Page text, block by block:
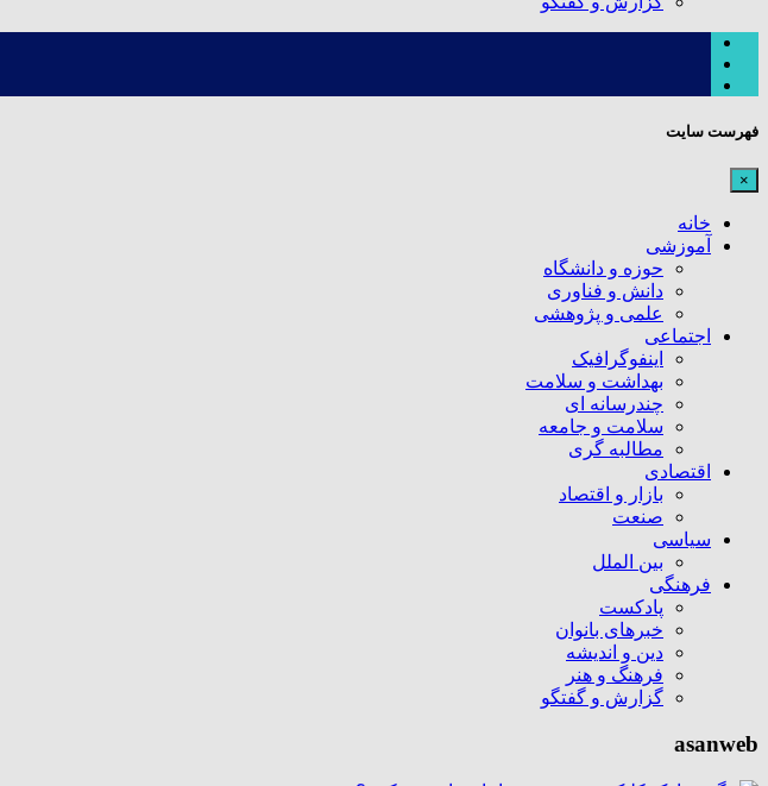
فهرست سایت
×
خانه
آموزشی
حوزه و دانشگاه
دانش و فناوری
علمی و پژوهشی
اجتماعی
اینفوگرافیک
بهداشت و سلامت
چندرسانه ای
سلامت و جامعه
مطالبه گری
اقتصادی
بازار و اقتصاد
صنعت
سیاسی
بین الملل
فرهنگی
پادکست
خبرهای بانوان
دین و اندیشه
فرهنگ و هنر
گزارش و گفتگو
asanweb